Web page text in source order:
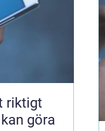
riktigt
göra